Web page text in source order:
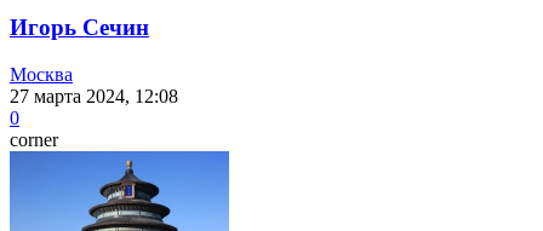
Игорь Сечин
Москва
27 марта 2024, 12:08
0
corner